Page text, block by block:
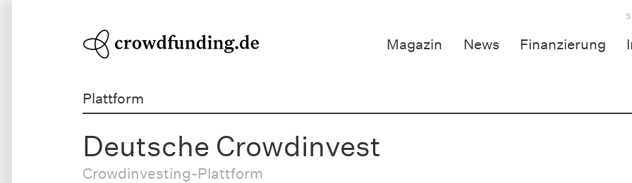
Magazin News Finanzierung
Plattform
Deutsche Crowdinvest
Crowdinvesting-Plattform